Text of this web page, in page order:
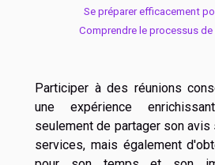
Se préparer efficacement
Comprendre le processus de
Participer à des réunions
une expérience
seulement de partager son
services, mais également